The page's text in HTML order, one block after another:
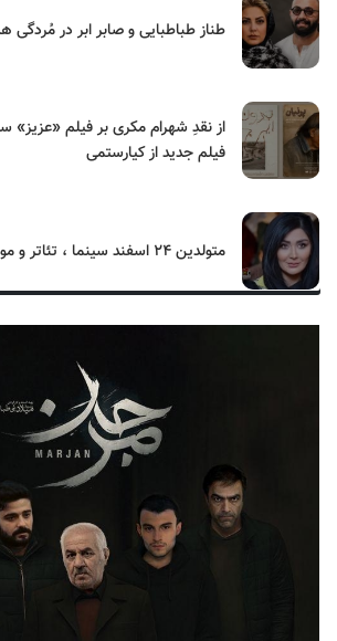
طناز طباطبایی و صابر ابر در مُردگی
از نقدِ شهرام مکری بر فیلم «عزیز»
فیلم جدید از کیارستمی
متولدین ۲۴ اسفند سینما ، تئاتر و موسیقی؛ مریم معصومی